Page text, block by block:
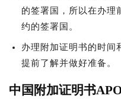
的签署国，所以在办理
约的签署国。
办理附加证明书的时间
提前了解并做好准备。
中国附加证明书